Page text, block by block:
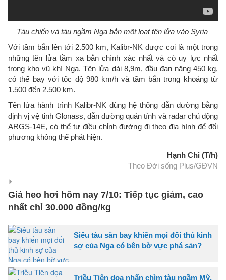
Tàu chiến và tàu ngầm Nga bắn một loạt tên lửa vào Syria
Với tầm bắn lên tới 2.500 km, Kalibr-NK được coi là một trong
những tên lửa tầm xa bắn chính xác nhất và có uy lực nhất
trong kho vũ khí Nga. Tên lửa dài 8,9m, đầu đạn nặng 450 kg,
có thể bay với tốc độ 980 km/h và tầm bắn trong khoảng từ
1.500 đến 2.500 km.
Tên lửa hành trình Kalibr-NK dùng hệ thống dẫn đường bằng
định vị vệ tinh Glonass, dẫn đường quán tính và radar chủ động
ARGS-14E, có thể tự điều chỉnh đường đi theo địa hình để đối
phương không thể phát hiện.
Hạnh Chi (T/h)
Theo Đời sống Plus/GĐVN
Giá heo hơi hôm nay 7/10: Tiếp tục giảm, cao
nhất chỉ 30.000 đồng/kg
Siêu tàu sân bay khiến mọi đối thủ kinh
sợ của Nga có bên bờ vực phá sản?
Triều Tiên dọa nhấn chìm tàu ngầm Mỹ,